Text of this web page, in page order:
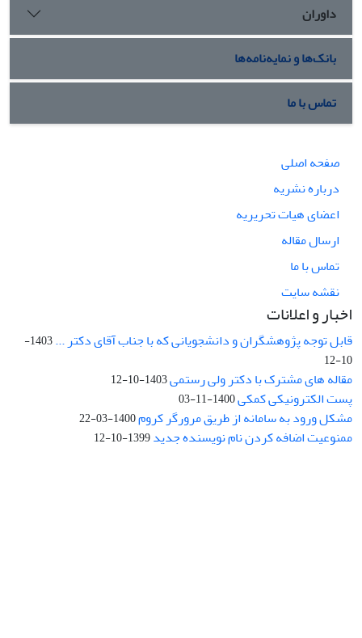
داوران
بانک‌ها و نمایه‌نامه‌ها
تماس با ما
صفحه اصلی
درباره نشریه
اعضای هیات تحریریه
ارسال مقاله
تماس با ما
نقشه سایت
اخبار و اعلانات
قابل توجه پژوهشگران و دانشجویانی که با جناب آقای دکتر ...
1403-
10-12
مقاله های مشترک با دکتر ولی رستمی1403-10-12
پست الکترونیکی کمکی1400-11-03
مشکل ورود به سامانه از طریق مرورگر کروم1400-03-22
ممنوعیت اضافه کردن نام نویسنده جدید1399-10-12